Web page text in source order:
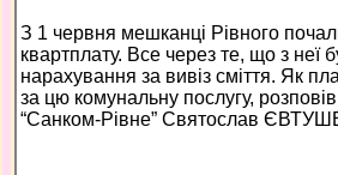
З 1 червня мешканці Рівного
квартплату. Все через те, що з неї
нарахування за вивіз сміття. Як
за цю комунальну послугу,
“Санком-Рівне” Святослав